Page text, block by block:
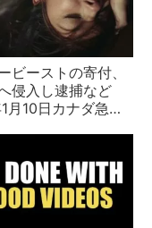
ビーストの寄付、
侵入し逮捕など
月10日カナダ急上